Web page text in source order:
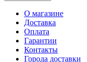
О магазине
Доставка
Оплата
Гарантии
Контакты
Города доставки